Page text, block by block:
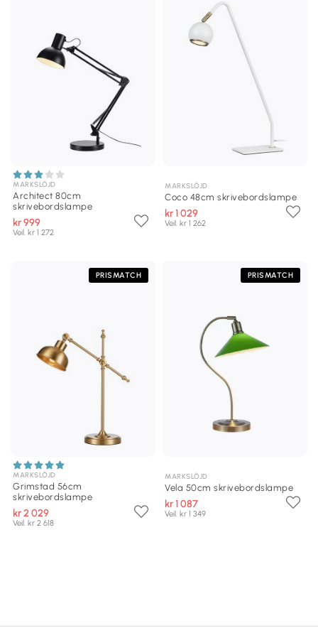
MARKSLÖJD
Architect 80cm
skrivebordslampe
kr 999
Veil. kr 1 272
MARKSLÖJD
Coco 48cm skrivebordslampe
kr 1 029
Veil. kr 1 262
PRISMATCH
MARKSLÖJD
Grimstad 56cm
skrivebordslampe
kr 2 029
Veil. kr 2 618
PRISMATCH
MARKSLÖJD
Vela 50cm skrivebordslampe
kr 1 087
Veil. kr 1 349